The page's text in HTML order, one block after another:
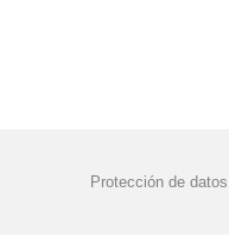
Protección de datos